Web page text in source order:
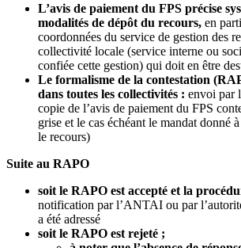
L’avis de paiement du FPS précise
modalités de dépôt du recours, en
coordonnées du service de gestion des
collectivité locale (service interne ou
confiée cette gestion) qui doit en être
Le formalisme de la contestation
dans toutes les collectivités : envoi par
copie de l’avis de paiement du FPS
grise et le cas échéant le mandat donné
le recours)
Suite au RAPO
soit le RAPO est accepté et la
notification par l’ANTAI ou par
a été adressé
soit le RAPO est rejeté ;